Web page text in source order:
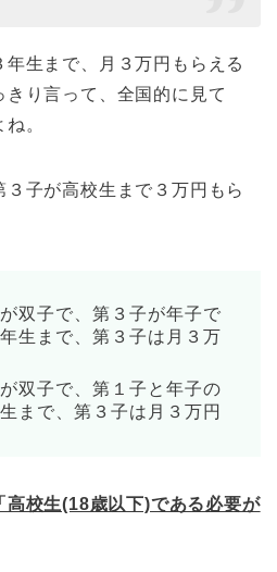
生まで、月３万円もらえる
り言って、全国的に見て
。
子が高校生まで３万円もら
双子で、第３子が年子で
生まで、第３子は月３万
双子で、第１子と年子の
まで、第３子は月３万円
高校生(18歳以下)である必要が